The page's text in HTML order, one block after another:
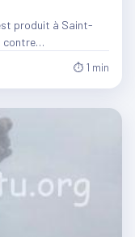
produit à Saint-
contre…
⏱ 1 min